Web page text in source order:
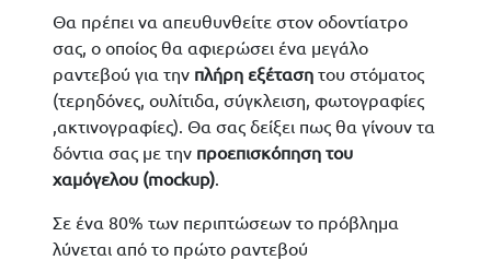
Θα πρέπει να απευθυνθείτε στον οδοντίατρο
σας, ο οποίος θα αφιερώσει ένα μεγάλο
ραντεβού για την πλήρη εξέταση του στόματος
(τερηδόνες, ουλίτιδα, σύγκλειση, φωτογραφίες
,ακτινογραφίες). Θα σας δείξει πως θα γίνουν τα
δόντια σας με την προεπισκόπηση του
χαμόγελου (mockup).
Σε ένα 80% των περιπτώσεων το πρόβλημα
λύνεται από το πρώτο ραντεβού